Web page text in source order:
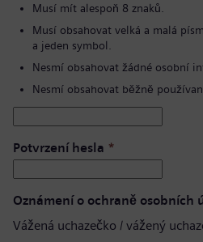
Musí mít alespoň 8 znaků.
Musí obsahovat velká a malá
a jeden symbol.
Nesmí obsahovat žádné osobní
Nesmí obsahovat běžně
Potvrzení hesla *
Oznámení o ochraně osobních
Vážená uchazečko / vážený